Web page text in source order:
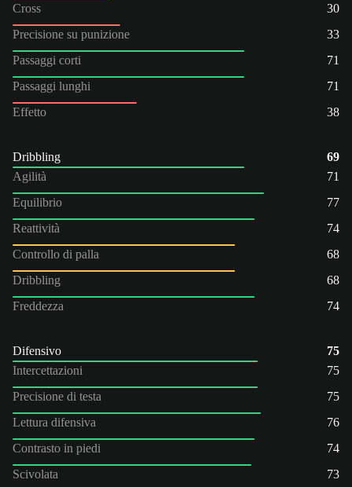
Cross
30
Precisione su punizione
33
Passaggi corti
71
Passaggi lunghi
71
Effetto
38
Dribbling
69
Agilità
71
Equilibrio
77
Reattività
74
Controllo di palla
68
Dribbling
68
Freddezza
74
Difensivo
75
Intercettazioni
75
Precisione di testa
75
Lettura difensiva
76
Contrasto in piedi
74
Scivolata
73